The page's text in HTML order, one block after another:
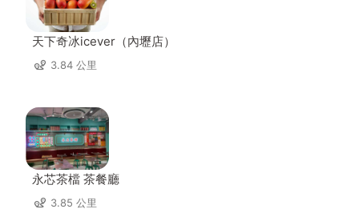
天下奇冰icever（內壢店）
3.84 公里
永芯茶檔 茶餐廳
3.85 公里